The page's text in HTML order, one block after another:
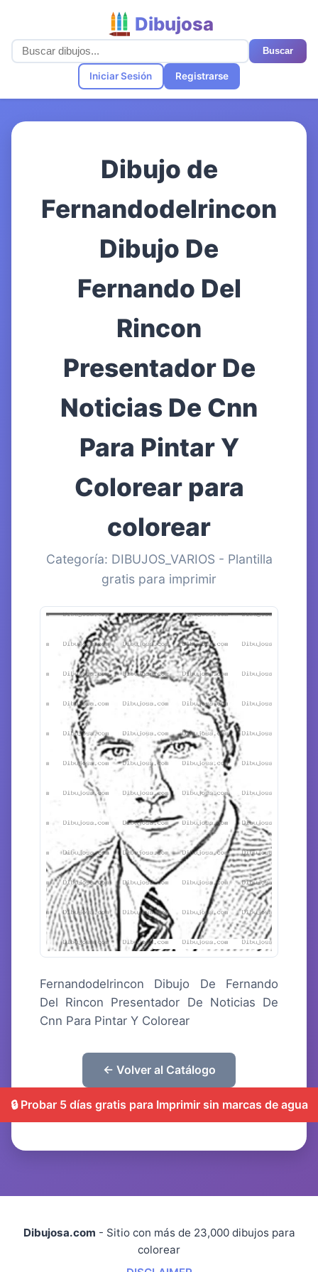
Dibujosa
Buscar
Iniciar Sesión Registrarse
Dibujo de
Fernandodelrincon
Dibujo De
Fernando Del
Rincon
Presentador De
Noticias De Cnn
Para Pintar Y
Colorear para
colorear
Categoría: DIBUJOS_VARIOS - Plantilla
gratis para imprimir
Fernandodelrincon Dibujo De Fernando
Del Rincon Presentador De Noticias De
Cnn Para Pintar Y Colorear
← Volver al Catálogo
🔒 Probar 5 días gratis para Imprimir sin marcas de agua
Dibujosa.com - Sitio con más de 23,000 dibujos para
colorear